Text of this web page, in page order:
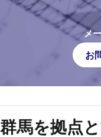
メ
お
群馬を拠点